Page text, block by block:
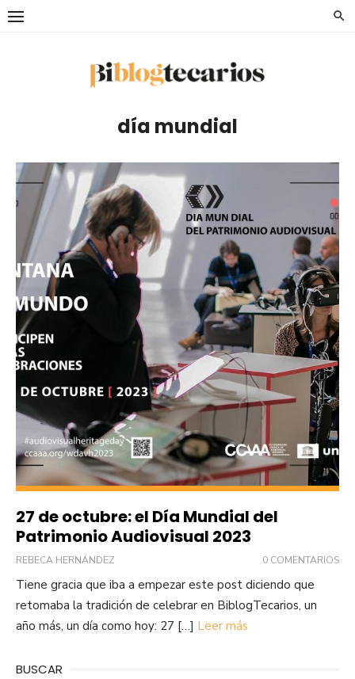
Saltar
día mundial
27 de octubre: el Día Mundial del
Patrimonio Audiovisual 2023
REBECA HERNÁNDEZ 0 COMENTARIOS
Tiene gracia que iba a empezar este post diciendo que
retomaba la tradición de celebrar en BiblogTecarios, un
año más, un día como hoy: 27 […] Leer más
BUSCAR